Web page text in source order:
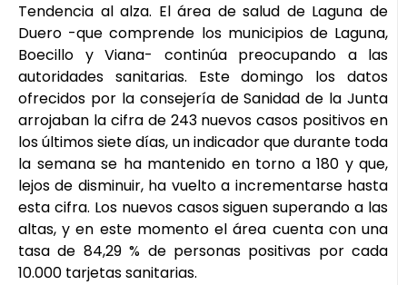
Tendencia al alza. El área de salud de Laguna de
Duero -que comprende los municipios de Laguna,
Boecillo y Viana- continúa preocupando a las
autoridades sanitarias. Este domingo los datos
ofrecidos por la consejería de Sanidad de la Junta
arrojaban la cifra de 243 nuevos casos positivos en
los últimos siete días, un indicador que durante toda
la semana se ha mantenido en torno a 180 y que,
lejos de disminuir, ha vuelto a incrementarse hasta
esta cifra. Los nuevos casos siguen superando a las
altas, y en este momento el área cuenta con una
tasa de 84,29 % de personas positivas por cada
10.000 tarjetas sanitarias.